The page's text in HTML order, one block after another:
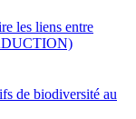
les liens entre
de biodiversité au